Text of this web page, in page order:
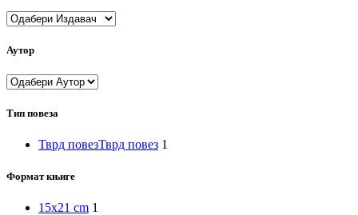
Аутор
Тип повеза
Тврд повезТврд повез 1
Формат књиге
15x21 cm 1